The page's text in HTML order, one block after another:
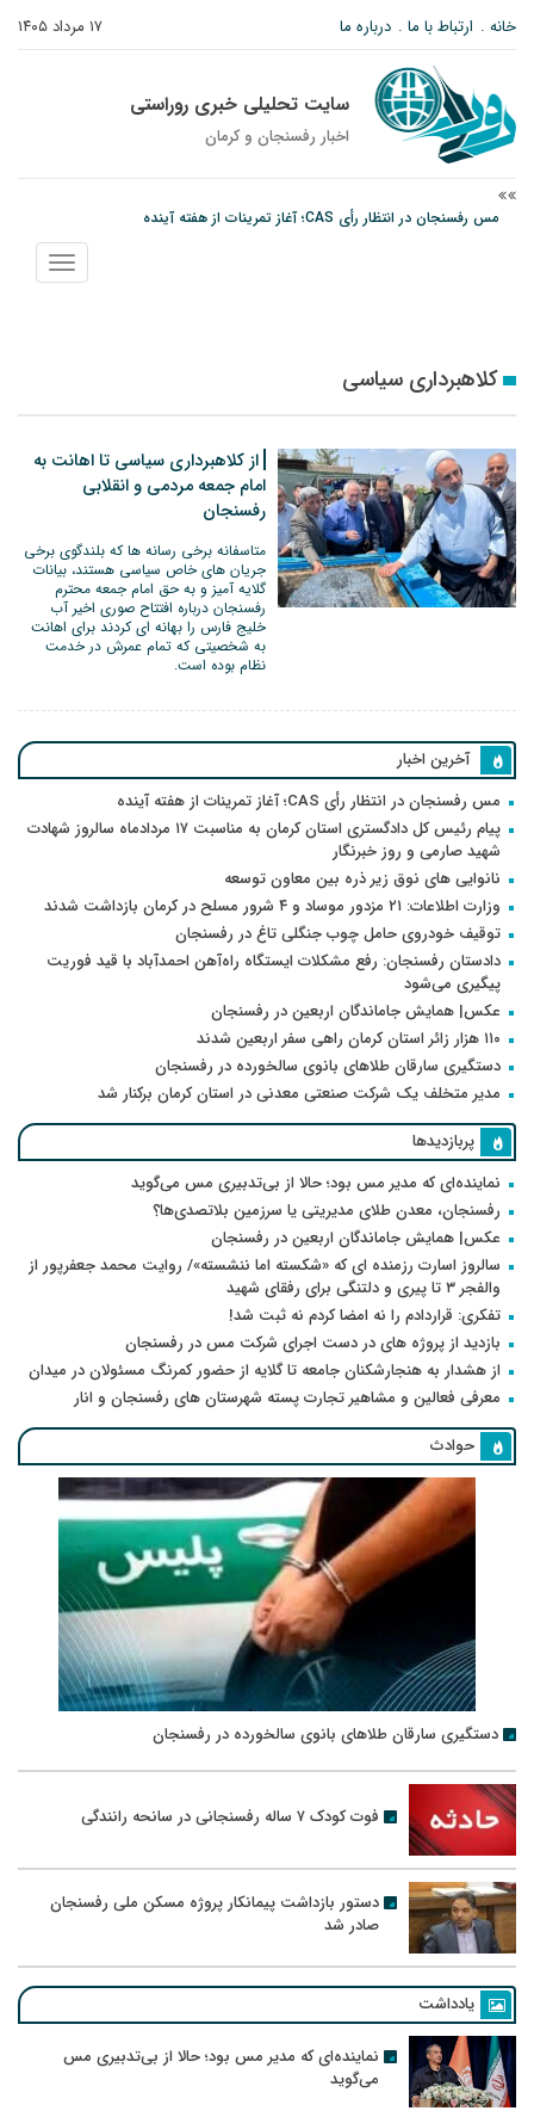
۱۷ مرداد ۱۴۰۵ خانه ارتباط با ما درباره ما
سایت تحلیلی خبری روراستی
اخبار رفسنجان و كرمان
مس رفسنجان در انتظار رأی CAS؛ آغاز تمرینات از هفته آینده
پیام رئیس کل دادگستری استان کرمان به مناسبت ۱۷ مردادماه سالروز شهادت شهید
نمایش
منو
کلاهبرداری سیاسی
از کلاهبرداری سیاسی تا اهانت به
امام جمعه مردمی و انقلابی
رفسنجان
متاسفانه برخی رسانه ها که بلندگوی برخی
جریان های خاص سیاسی هستند، بیانات
گلایه آمیز و به حق امام جمعه محترم
رفسنجان درباره افتتاح صوری اخیر آب
خلیج فارس را بهانه ای کردند برای اهانت
به شخصیتی که تمام عمرش در خدمت
نظام بوده است.
آخرین اخبار
مس رفسنجان در انتظار رأی CAS؛ آغاز تمرینات از هفته آینده
پیام رئیس کل دادگستری استان کرمان به مناسبت ۱۷ مردادماه سالروز شهادت
شهید صارمی و روز خبرنگار
نانوایی های نوق زیر ذره بین معاون توسعه
وزارت اطلاعات: ۲۱ مزدور موساد و ۴ شرور مسلح در کرمان بازداشت شدند
توقیف خودروی حامل چوب جنگلی تاغ در رفسنجان
دادستان رفسنجان: رفع مشکلات ایستگاه راه‌آهن احمدآباد با قید فوریت
پیگیری می‌شود
عکس| همایش جاماندگان اربعین در رفسنجان
۱۱۰ هزار زائر استان کرمان راهی سفر اربعین شدند
دستگیری سارقان طلاهای بانوی سالخورده در رفسنجان
مدیر متخلف یک شرکت صنعتی معدنی در استان کرمان برکنار شد
پربازدیدها
نماینده‌ای که مدیر مس بود؛ حالا از بی‌تدبیری مس می‌گوید
رفسنجان، معدن طلای مدیریتی یا سرزمین بلاتصدی‌ها؟
عکس| همایش جاماندگان اربعین در رفسنجان
سالروز اسارت رزمنده ای که «شکسته اما ننشسته»/ روایت محمد جعفرپور از
والفجر ۳ تا پیری و دلتنگی برای رفقای شهید
تفکری: قراردادم را نه امضا کردم نه ثبت شد!
بازدید از پروژه های در دست اجرای شرکت مس در رفسنجان
از هشدار به هنجارشکنان جامعه تا گلایه از حضور کمرنگ مسئولان در میدان
معرفی فعالین و مشاهیر تجارت پسته شهرستان های رفسنجان و انار
حوادث
دستگیری سارقان طلاهای بانوی سالخورده در رفسنجان
فوت کودک ۷ ساله رفسنجانی در سانحه رانندگی
دستور بازداشت پیمانکار پروژه مسکن ملی رفسنجان
صادر شد
یادداشت
نماینده‌ای که مدیر مس بود؛ حالا از بی‌تدبیری مس
می‌گوید